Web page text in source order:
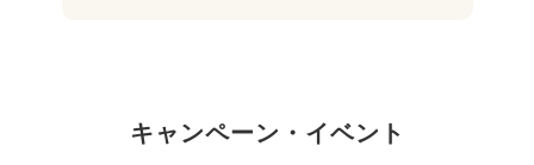
キャンペーン・イベント